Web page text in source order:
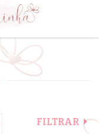
FILTRAR